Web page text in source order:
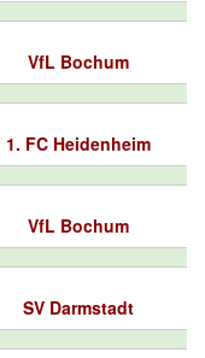
VfL Bochum
1. FC Heidenheim
VfL Bochum
SV Darmstadt